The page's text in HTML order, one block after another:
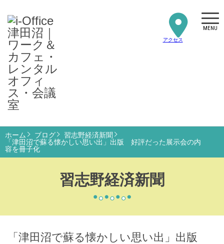
アクセス
MENU
習志野経済新聞
ホーム ブログ
習志野経済新聞
「津田沼で蘇る懐かしい思い出」出版 好評だった展示会の内
容を冊子化
「津田沼で蘇る懐かしい思い出」出版